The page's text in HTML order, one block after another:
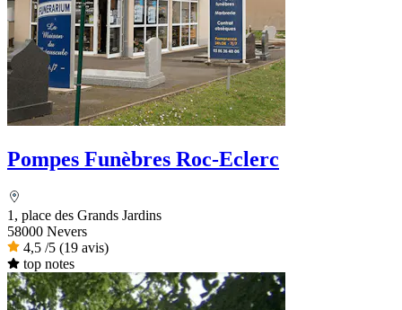
Pompes Funèbres Roc-Eclerc
1, place des Grands Jardins
58000 Nevers
4,5 /5 (19 avis)
top notes